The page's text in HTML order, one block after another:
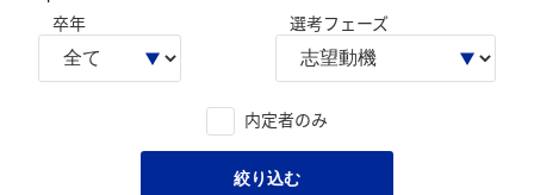
卒年
選考フェーズ
内定者のみ
絞り込む